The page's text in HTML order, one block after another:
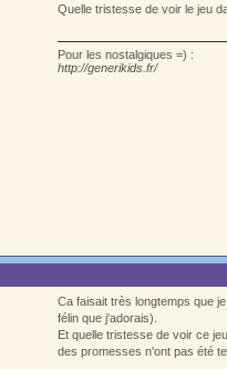
Quelle tristesse de voir le jeu
Pour les nostalgiques =) :
http://generikids.fr/
Ca faisait très longtemps que
félin que j'adorais).
Et quelle tristesse de voir ce
des promesses n'ont pas été